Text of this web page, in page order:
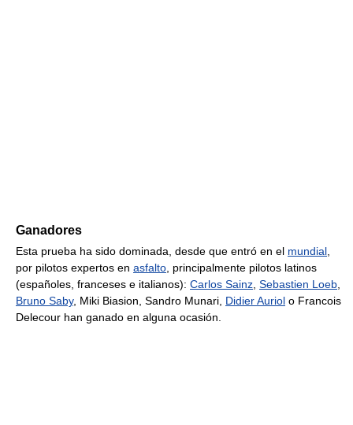
Ganadores
Esta prueba ha sido dominada, desde que entró en el mundial
por pilotos expertos en asfalto , principalmente pilotos latinos
(españoles, franceses e italianos): Carlos Sainz Sebastien Loeb
Bruno Saby, Miki Biasion, Sandro Munari, Didier Auriol o Francois
Delecour han ganado en alguna ocasión.